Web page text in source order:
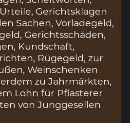
Gerichtsklagen
Sachen, Vorladegeld,
Gerichtsschäden,
Kundschaft,
Rügegeld, zur
Weinschenken
zu Jahrmärkten,
Lohn für Pflasterer
von Junggesellen